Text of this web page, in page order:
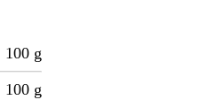
100 g
100 g